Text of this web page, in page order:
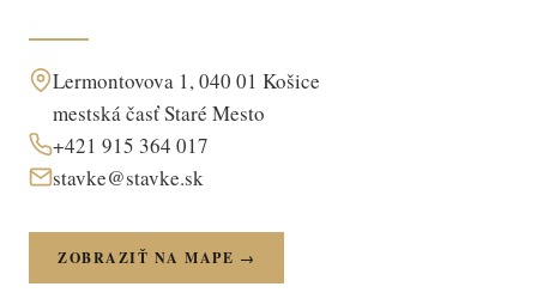
Lermontovova 1, 040 01 Košice
mestská časť Staré Mesto
+421 915 364 017
stavke@stavke.sk
ZOBRAZIŤ NA MAPE →